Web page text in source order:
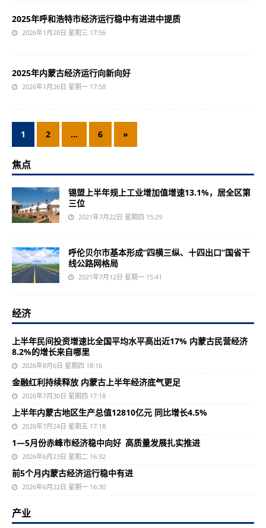
2025年呼和浩特市经济运行稳中有进进中提质
2026年1月28日 星期三 17:56
2025年内蒙古经济运行向新向好
2026年1月26日 星期一 17:58
1 2 … 6 »
焦点
锡盟上半年规上工业增加值增速13.1%，居全区第
三位
2021年7月22日 星期四 15:29
呼伦贝尔市基本形成“四横三纵、十四出口”国省干
线公路网格局
2021年7月12日 星期一 15:41
经济
上半年民间投资增速比全国平均水平高出近17% 内蒙古民营经济
8.2%的增长来自哪里
2026年8月6日 星期四 18:16
金融红利持续释放 内蒙古上半年经济底气更足
2026年7月30日 星期四 17:18
上半年内蒙古地区生产总值12810亿元 同比增长4.5%
2026年7月24日 星期五 17:18
1—5月份赤峰市经济稳中向好 高质量发展扎实推进
2026年6月23日 星期二 16:32
前5个月内蒙古经济运行稳中有进
2026年6月22日 星期一 16:30
产业